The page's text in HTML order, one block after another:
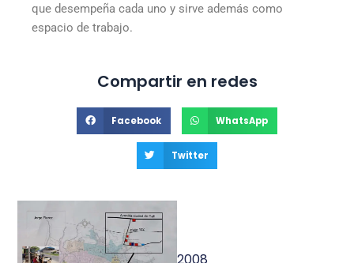
que desempeña cada uno y sirve además como
espacio de trabajo.
Compartir en redes
Facebook WhatsApp
Twitter